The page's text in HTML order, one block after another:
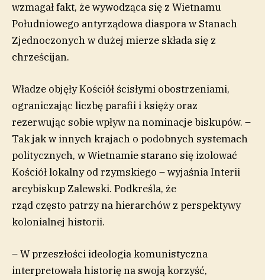
wzmagał fakt, że wywodząca się z Wietnamu
Południowego antyrządowa diaspora w Stanach
Zjednoczonych w dużej mierze składa się z
chrześcijan.
Władze objęły Kościół ścisłymi obostrzeniami,
ograniczając liczbę parafii i księży oraz
rezerwując sobie wpływ na nominacje biskupów. –
Tak jak w innych krajach o podobnych systemach
politycznych, w Wietnamie starano się izolować
Kościół lokalny od rzymskiego – wyjaśnia Interii
arcybiskup Zalewski. Podkreśla, że
rząd często patrzy na hierarchów z perspektywy
kolonialnej historii.
– W przeszłości ideologia komunistyczna
interpretowała historię na swoją korzyść,